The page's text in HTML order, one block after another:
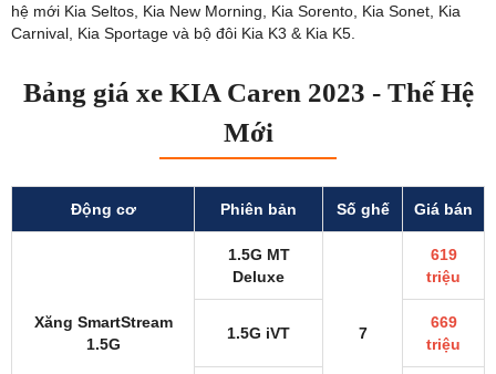
hệ mới Kia Seltos, Kia New Morning, Kia Sorento, Kia Sonet, Kia
Carnival, Kia Sportage và bộ đôi Kia K3 & Kia K5.
Bảng giá xe KIA Caren 2023 - Thế Hệ
Mới
Động cơ Phiên bản Số ghế Giá bán
Xăng SmartStream
1.5G
1.5G MT
Deluxe
7
619
triệu
1.5G iVT
669
triệu